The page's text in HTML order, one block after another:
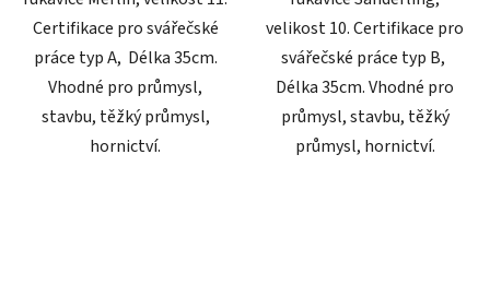
Certifikace pro svářečské
práce typ A, Délka 35cm.
Vhodné pro průmysl,
stavbu, těžký průmysl,
hornictví.
velikost 10. Certifikace pro
svářečské práce typ B,
Délka 35cm. Vhodné pro
průmysl, stavbu, těžký
průmysl, hornictví.